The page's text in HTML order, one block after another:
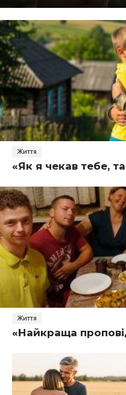
Життя
«Як я чекав тебе,
Життя
«Найкраща